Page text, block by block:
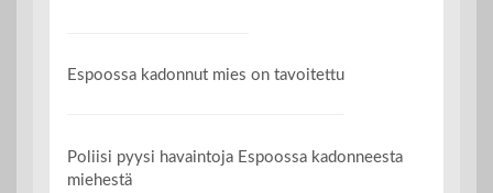
Espoossa kadonnut mies on tavoitettu
Poliisi pyysi havaintoja Espoossa kadonneesta
miehestä